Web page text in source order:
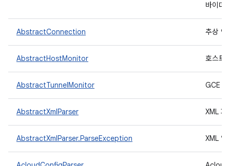
바이더
AbstractConnection 추상
AbstractHostMonitor 호스트
AbstractTunnelMonitor GCE
AbstractXmlParser XML
AbstractXmlParser.ParseException XML